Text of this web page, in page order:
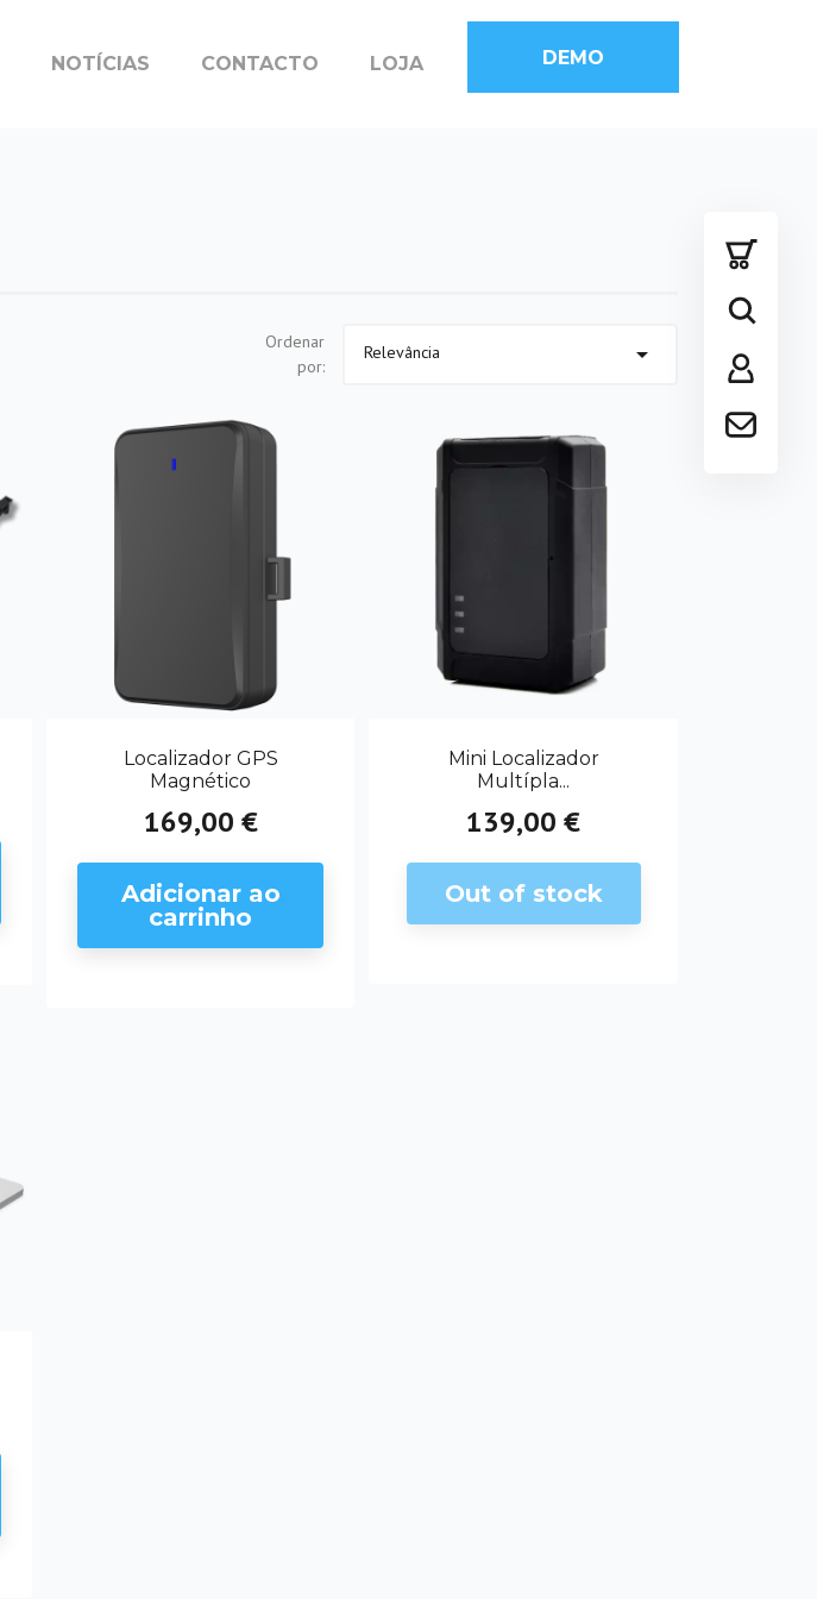
NOTÍCIAS CONTACTO LOJA DEMO
Ordenar
por:
Relevância 
Localizador GPS
Magnético
Preço
169,00 €
Adicionar ao
carrinho
Mini Localizador
Multípla...
Preço
139,00 €
Out of stock